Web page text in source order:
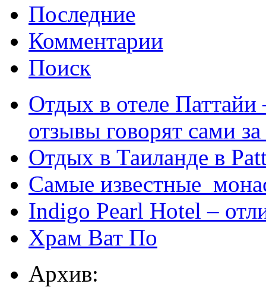
Последние
Комментарии
Поиск
Отдых в отеле
отзывы говорят сами за
Отдых в Таиланде в
Самые известные
Indigo Pearl Hotel –
Храм Ват По
Архив: